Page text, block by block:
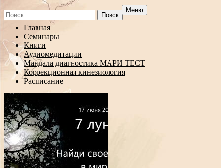
Search
for:
Меню
Перейти
содержанию
Главная
Семинары
Книги
Аудиомедитации
Мандала диагностика МАРИ ТЕСТ
Коррекционная кинезиология
Расписание